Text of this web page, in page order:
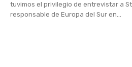
tuvimos el privilegio de entrevistar a
responsable de Europa del Sur en...